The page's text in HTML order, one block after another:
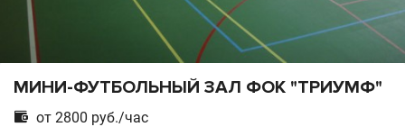
МИНИ-ФУТБОЛЬНЫЙ ЗАЛ ФОК "ТРИУМФ"
 от 2800 руб./час